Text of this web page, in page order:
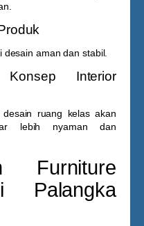
aman dan stabil.
Interior
ruang kelas akan
lebih nyaman dan
Furniture
Palangka